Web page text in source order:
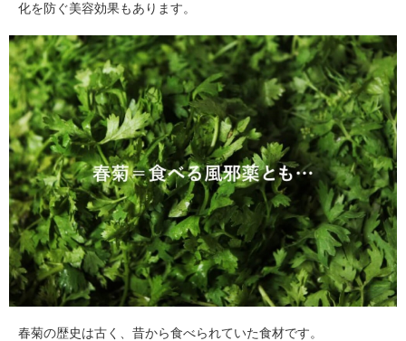
化を防ぐ美容効果もあります。
春菊の歴史は古く、昔から食べられていた食材です。